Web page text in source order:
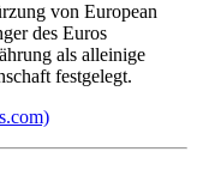
von European
des Euros
als alleinige
festgelegt.